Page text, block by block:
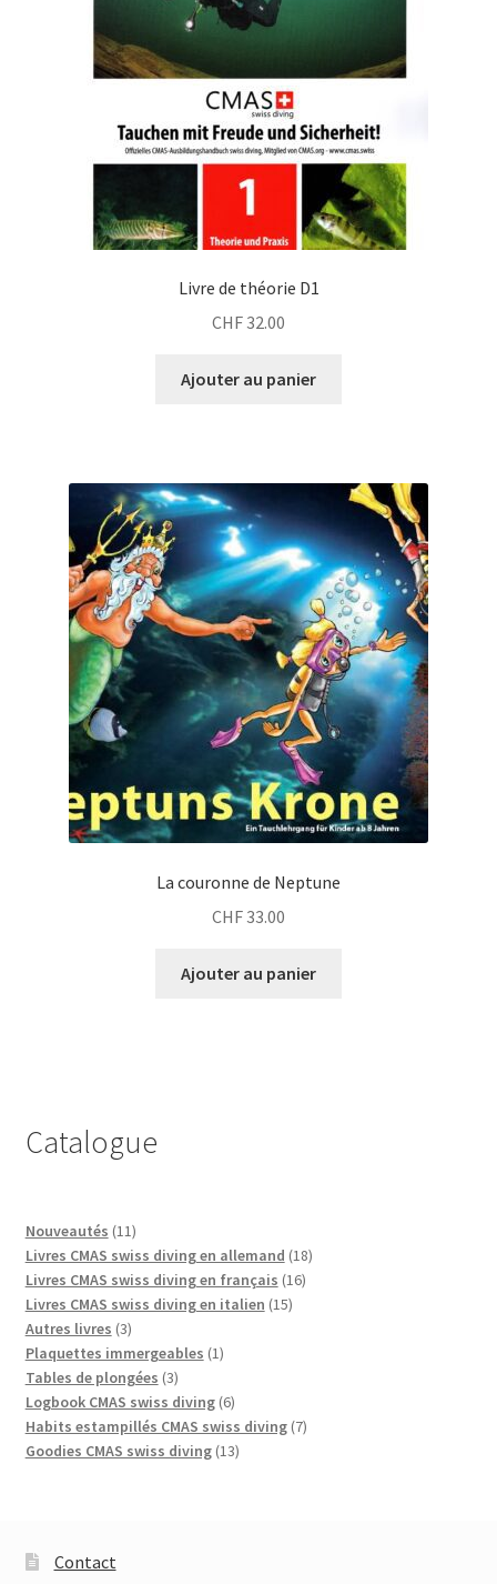
Livre de théorie D1
CHF32.00
Ajouter au panier
La couronne de Neptune
CHF33.00
Ajouter au panier
Catalogue
Nouveautés 1111
produits
Livres CMAS swiss diving en allemand 1818
Livres CMAS swiss diving en français 1616
Livres CMAS swiss diving en italien 1515
Autres livres 33
produits
Plaquettes immergeables 11
Tables de plongées 33
produits
Logbook CMAS swiss diving 66
produits
Habits estampillés CMAS swiss diving 77
Goodies CMAS swiss diving 1313
Contact